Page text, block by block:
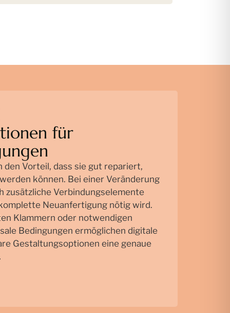
für
Vorteil, dass sie gut repariert,
können. Bei einer Veränderung
zusätzliche Verbindungselemente
Neuanfertigung nötig wird.
Klammern oder notwendigen
Bedingungen ermöglichen digitale
Gestaltungsoptionen eine genaue